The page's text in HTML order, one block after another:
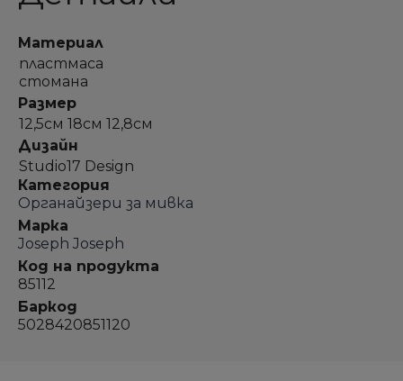
Материал
пластмаса
стомана
Размер
12,5см 18см 12,8см
Дизайн
Studio17 Design
Категория
Органайзери за мивка
Марка
Joseph Joseph
Код на продукта
85112
Баркод
5028420851120